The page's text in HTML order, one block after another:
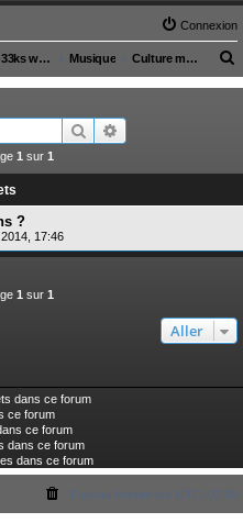
Connexion
H0w G33ks will s4ve the W0rld (articles sur le monde technologique) Musique Culture musicale
Rechercher
1 sur 1
?
17:46
1 sur 1
Aller
dans ce forum
ce forum
ce forum
dans ce forum
dans ce forum
Fuseau horaire sur UTC+02:00